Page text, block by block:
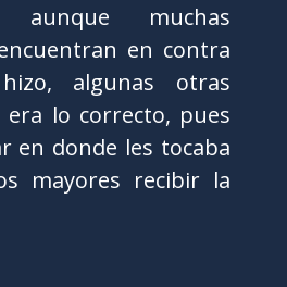
aunque muchas
en contra
algunas otras
lo correcto, pues
en donde les tocaba
mayores recibir la